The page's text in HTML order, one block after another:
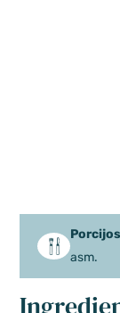
Porcijos
asm.